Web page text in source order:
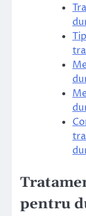
pentru